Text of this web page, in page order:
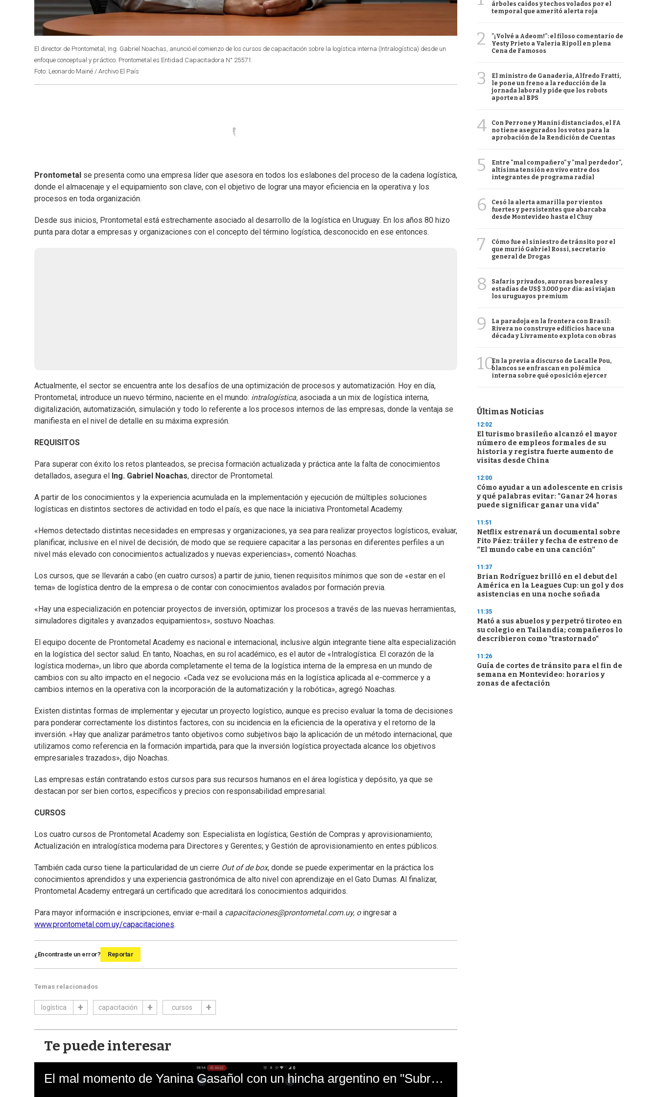
El director de Prontometal, Ing. Gabriel Noachas, anunció el comienzo de los cursos de capacitación sobre la logística interna (Intralogística) desde un
enfoque conceptual y práctico. Prontometal es Entidad Capacitadora N° 25571.
Foto: Leonardo Mainé / Archivo El País
Prontometal se presenta como una empresa líder que asesora en todos los eslabones del proceso de la cadena logística,
donde el almacenaje y el equipamiento son clave, con el objetivo de lograr una mayor eficiencia en la operativa y los
procesos en toda organización.
Desde sus inicios, Prontometal está estrechamente asociado al desarrollo de la logística en Uruguay. En los años 80 hizo
punta para dotar a empresas y organizaciones con el concepto del término logística, desconocido en ese entonces.
Actualmente, el sector se encuentra ante los desafíos de una optimización de procesos y automatización. Hoy en día,
Prontometal, introduce un nuevo término, naciente en el mundo: intralogística, asociada a un mix de logística interna,
digitalización, automatización, simulación y todo lo referente a los procesos internos de las empresas, donde la ventaja se
manifiesta en el nivel de detalle en su máxima expresión.
REQUISITOS
Para superar con éxito los retos planteados, se precisa formación actualizada y práctica ante la falta de conocimientos
detallados, asegura el
Ing. Gabriel Noachas, director de Prontometal.
A partir de los conocimientos y la experiencia acumulada en la implementación y ejecución de múltiples soluciones
logísticas en distintos sectores de actividad en todo el país, es que nace la iniciativa Prontometal Academy.
«Hemos detectado distintas necesidades en empresas y organizaciones, ya sea para realizar proyectos logísticos, evaluar,
planificar, inclusive en el nivel de decisión, de modo que se requiere capacitar a las personas en diferentes perfiles a un
nivel más elevado con conocimientos actualizados y nuevas experiencias», comentó Noachas.
Los cursos, que se llevarán a cabo (en cuatro cursos) a partir de junio, tienen requisitos mínimos que son de «estar en el
tema» de logística dentro de la empresa o de contar con conocimientos avalados por formación previa.
«Hay una especialización en potenciar proyectos de inversión, optimizar los procesos a través de las nuevas herramientas,
simuladores digitales y avanzados equipamientos», sostuvo Noachas.
El equipo docente de Prontometal Academy es nacional e internacional, inclusive algún integrante tiene alta especialización
en la logística del sector salud. En tanto, Noachas, en su rol académico, es el autor de «Intralogística. El corazón de la
logística moderna», un libro que aborda completamente el tema de la logística interna de la empresa en un mundo de
cambios con su alto impacto en el negocio. «Cada vez se evoluciona más en la logística aplicada al e-commerce y a
cambios internos en la operativa con la incorporación de la automatización y la robótica», agregó Noachas.
Existen distintas formas de implementar y ejecutar un proyecto logístico, aunque es preciso evaluar la toma de decisiones
para ponderar correctamente los distintos factores, con su incidencia en la eficiencia de la operativa y el retorno de la
inversión. «Hay que analizar parámetros tanto objetivos como subjetivos bajo la aplicación de un método internacional, que
utilizamos como referencia en la formación impartida, para que la inversión logística proyectada alcance los objetivos
empresariales trazados», dijo Noachas.
Las empresas están contratando estos cursos para sus recursos humanos en el área logística y depósito, ya que se
destacan por ser bien cortos, específicos y precios con responsabilidad empresarial.
CURSOS
Los cuatro cursos de Prontometal Academy son: Especialista en logística; Gestión de Compras y aprovisionamiento;
Actualización en intralogística moderna para Directores y Gerentes; y Gestión de aprovisionamiento en entes públicos.
También cada curso tiene la particularidad de un cierre Out of de box, donde se puede experimentar en la práctica los
conocimientos aprendidos y una experiencia gastronómica de alto nivel con aprendizaje en el Gato Dumas. Al finalizar,
Prontometal Academy entregará un certificado que acreditará los conocimientos adquiridos.
Para mayor información e inscripciones, enviar e-mail a capacitaciones@prontometal.com.uy, o ingresar a
www.prontometal.com.uy/capacitaciones.
¿Encontraste un error? Reportar
Temas relacionados
logística capacitación cursos
Te puede interesar
El mal momento de Yanina Gasañol con un hincha argentino en "Subrayado"
árboles caídos y techos volados por el
temporal que ameritó alerta roja
2
"¡Volvé a Adeom!": el filoso comentario de
Yesty Prieto a Valeria Ripoll en plena
Cena de Famosos
3
El ministro de Ganadería, Alfredo Fratti,
le pone un freno a la reducción de la
jornada laboral y pide que los robots
aporten al BPS
4
Con Perrone y Manini distanciados, el FA
no tiene asegurados los votos para la
aprobación de la Rendición de Cuentas
5
Entre "mal compañero" y "mal perdedor",
altísima tensión en vivo entre dos
integrantes de programa radial
6
Cesó la alerta amarilla por vientos
fuertes y persistentes que abarcaba
desde Montevideo hasta el Chuy
7
Cómo fue el siniestro de tránsito por el
que murió Gabriel Rossi, secretario
general de Drogas
8
Safaris privados, auroras boreales y
estadías de US$ 3.000 por día: así viajan
los uruguayos premium
9
La paradoja en la frontera con Brasil:
Rivera no construye edificios hace una
década y Livramento explota con obras
10En la previa a discurso de Lacalle Pou,
blancos se enfrascan en polémica
interna sobre qué oposición ejercer
Últimas Noticias
12:02
El turismo brasileño alcanzó el mayor
número de empleos formales de su
historia y registra fuerte aumento de
visitas desde China
12:00
Cómo ayudar a un adolescente en crisis
y qué palabras evitar: "Ganar 24 horas
puede significar ganar una vida"
11:51
Netflix estrenará un documental sobre
Fito Páez: tráiler y fecha de estreno de
“El mundo cabe en una canción”
11:37
Brian Rodríguez brilló en el debut del
América en la Leagues Cup: un gol y dos
asistencias en una noche soñada
11:35
Mató a sus abuelos y perpetró tiroteo en
su colegio en Tailandia; compañeros lo
describieron como "trastornado"
11:26
Guía de cortes de tránsito para el fin de
semana en Montevideo: horarios y
zonas de afectación